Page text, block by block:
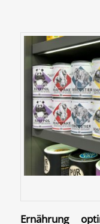
Ernährung